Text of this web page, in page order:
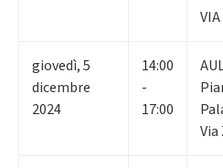
giovedì,5
dicembre
2024
14:00
-
17:00